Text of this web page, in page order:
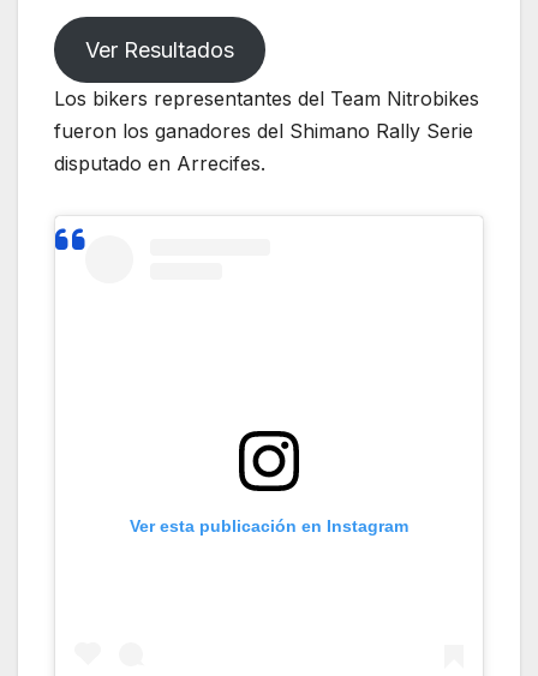
Ver Resultados
Los bikers representantes del Team Nitrobikes
fueron los ganadores del Shimano Rally Serie
disputado en Arrecifes.
Ver esta publicación en Instagram